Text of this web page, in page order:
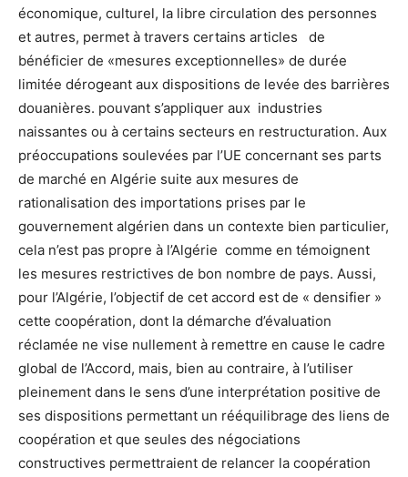
économique, culturel, la libre circulation des personnes
et autres, permet à travers certains articles de
bénéficier de «mesures exceptionnelles» de durée
limitée dérogeant aux dispositions de levée des barrières
douanières. pouvant s’appliquer aux industries
naissantes ou à certains secteurs en restructuration. Aux
préoccupations soulevées par l’UE concernant ses parts
de marché en Algérie suite aux mesures de
rationalisation des importations prises par le
gouvernement algérien dans un contexte bien particulier,
cela n’est pas propre à l’Algérie comme en témoignent
les mesures restrictives de bon nombre de pays. Aussi,
pour l’Algérie, l’objectif de cet accord est de « densifier »
cette coopération, dont la démarche d’évaluation
réclamée ne vise nullement à remettre en cause le cadre
global de l’Accord, mais, bien au contraire, à l’utiliser
pleinement dans le sens d’une interprétation positive de
ses dispositions permettant un rééquilibrage des liens de
coopération et que seules des négociations
constructives permettraient de relancer la coopération